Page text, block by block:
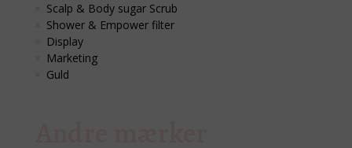
Scalp & Body sugar Scrub
Shower & Empower filter
Display
Marketing
Guld